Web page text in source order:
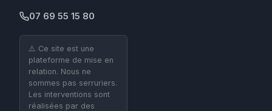
07 69 55 15 80
⚠️ Ce site est une
plateforme de mise en
relation. Nous ne
sommes pas serruriers.
Les interventions sont
réalisées par des